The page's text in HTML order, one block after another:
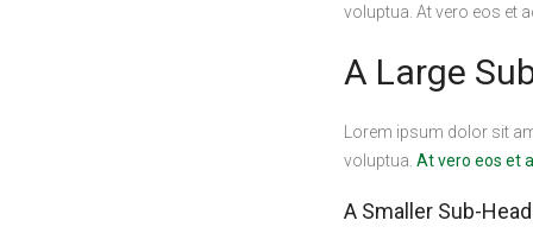
voluptua. At vero eos et
A Large
Lorem ipsum dolor sit
voluptua. At vero eos et
A Smaller Sub-